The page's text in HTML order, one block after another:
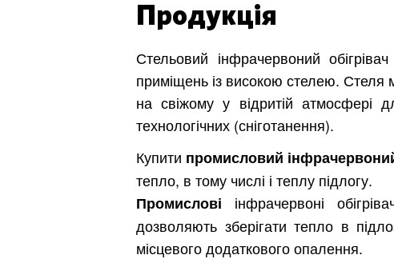
Продукція
Стельовий інфрачервоний
приміщень із високою стелею.
на свіжому у відритій атмосфері
технологічних (сніготанення).
Купити промисловий
тепло, в тому числі і теплу підлогу.
Промислові інфрачервоні
дозволяють зберігати тепло в
місцевого додаткового опалення.